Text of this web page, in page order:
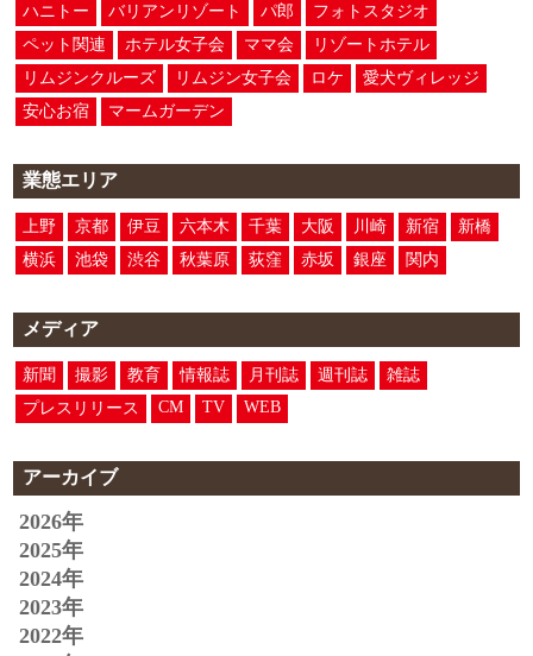
ハニトー
バリアンリゾート パ郎
フォトスタジオ
ペット関連
ホテル女子会 ママ会
リゾートホテル
リムジンクルーズ
リムジン女子会 ロケ
愛犬ヴィレッジ
安心お宿
マームガーデン
業態エリア
上野 京都 伊豆 六本木 千葉 大阪 川崎 新宿
新橋
横浜
池袋 渋谷 秋葉原 荻窪 赤坂 銀座 関内
メディア
新聞 撮影 教育 情報誌 月刊誌 週刊誌
雑誌
プレスリリース
CM TV WEB
アーカイブ
2026年
2025年
2024年
2023年
2022年